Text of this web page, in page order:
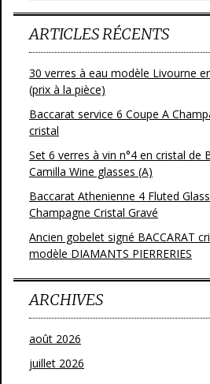
ARTICLES RÉCENTS
30 verres à eau modèle Livourne
(prix à la pièce)
Baccarat service 6 Coupe A
cristal
Set 6 verres à vin n°4 en cristal de
Camilla Wine glasses (A)
Baccarat Athenienne 4 Fluted
Champagne Cristal Gravé
Ancien gobelet signé BACCARAT
modèle DIAMANTS PIERRERIES
ARCHIVES
août 2026
juillet 2026